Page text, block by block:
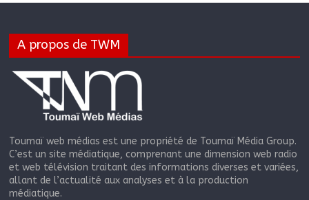
A propos de TWM
Toumaï web médias est une propriété de Toumaï Média Group.
C’est un site médiatique, comprenant une dimension web radio
et web télévision traitant des informations diverses et variées,
allant de l’actualité aux analyses et à la production
médiatique.